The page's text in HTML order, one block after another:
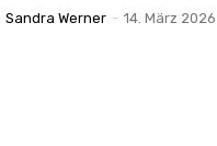
Sandra Werner - 14. März 2026